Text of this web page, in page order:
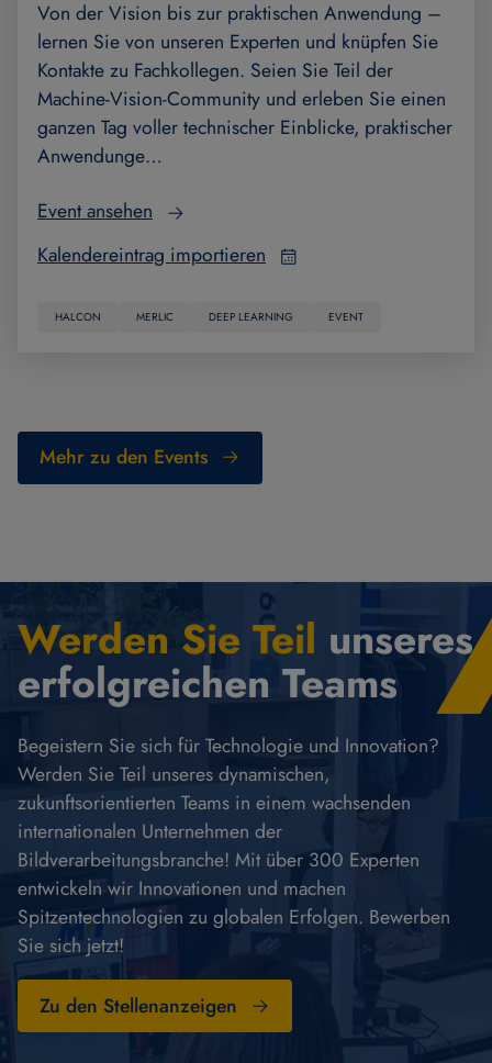
Von der Vision bis zur praktischen Anwendung –
lernen Sie von unseren Experten und knüpfen Sie
Kontakte zu Fachkollegen. Seien Sie Teil der
Machine-Vision-Community und erleben Sie einen
ganzen Tag voller technischer Einblicke, praktischer
Anwendunge…
Event ansehen
Kalendereintrag importieren
HALCON MERLIC DEEP LEARNING EVENT
Mehr zu den Events
Werden Sie Teil unseres
erfolgreichen Teams
Begeistern Sie sich für Technologie und Innovation?
Werden Sie Teil unseres dynamischen,
zukunftsorientierten Teams in einem wachsenden
internationalen Unternehmen der
Bildverarbeitungsbranche! Mit über 300 Experten
entwickeln wir Innovationen und machen
Spitzentechnologien zu globalen Erfolgen. Bewerben
Sie sich jetzt!
Zu den Stellenanzeigen